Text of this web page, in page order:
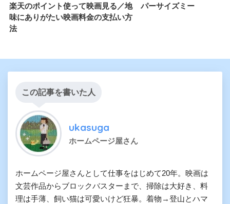
楽天のポイント使って映画見る／地
味にありがたい映画料金の支払い方
法
パーサイズミー
この記事を書いた人
ukasuga
ホームページ屋さん
ホームページ屋さんとして仕事をはじめて20年。映画は
文芸作品からブロックバスターまで、掃除は大好き、料
理は手薄、飼い猫は可愛いけど狂暴。着物→登山とハマ